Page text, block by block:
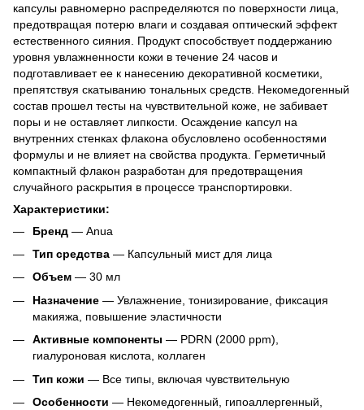
капсулы равномерно распределяются по поверхности лица,
предотвращая потерю влаги и создавая оптический эффект
естественного сияния. Продукт способствует поддержанию
уровня увлажненности кожи в течение 24 часов и
подготавливает ее к нанесению декоративной косметики,
препятствуя скатыванию тональных средств. Некомедогенный
состав прошел тесты на чувствительной коже, не забивает
поры и не оставляет липкости. Осаждение капсул на
внутренних стенках флакона обусловлено особенностями
формулы и не влияет на свойства продукта. Герметичный
компактный флакон разработан для предотвращения
случайного раскрытия в процессе транспортировки.
Характеристики:
Бренд — Anua
Тип средства — Капсульный мист для лица
Объем — 30 мл
Назначение — Увлажнение, тонизирование, фиксация
макияжа, повышение эластичности
Активные компоненты — PDRN (2000 ppm),
гиалуроновая кислота, коллаген
Тип кожи — Все типы, включая чувствительную
Особенности — Некомедогенный, гипоаллергенный,